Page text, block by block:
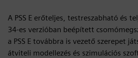
A PSS E erőteljes, testreszabható és
34-es verzióban beépített
a PSS E továbbra is vezető szerepet
átviteli modellezés és szimulációs